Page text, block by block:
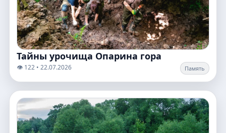
Тайны урочища Опарина гора
👁️ 122 • 22.07.2026 Память